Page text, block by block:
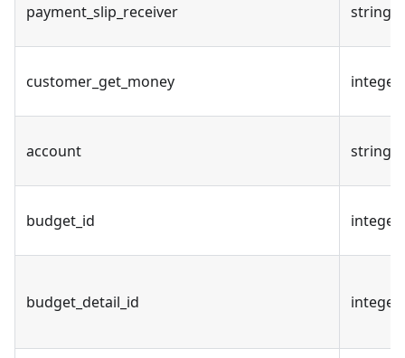
payment_slip_receiver string
customer_get_money integer
account string
budget_id integer
budget_detail_id integer